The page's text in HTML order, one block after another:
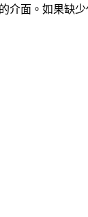
面。如果缺